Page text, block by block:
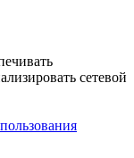
сетевой